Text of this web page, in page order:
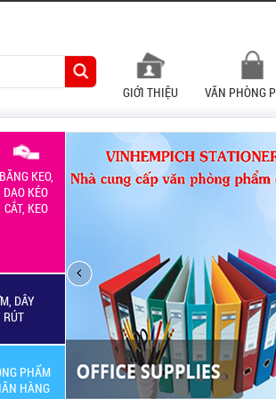
GIỚI THIỆU VĂN PHÒNG
KEO,
DAO KÉO
CẮT, KEO
DÂY
RÚT
PHẨM
HÀNG